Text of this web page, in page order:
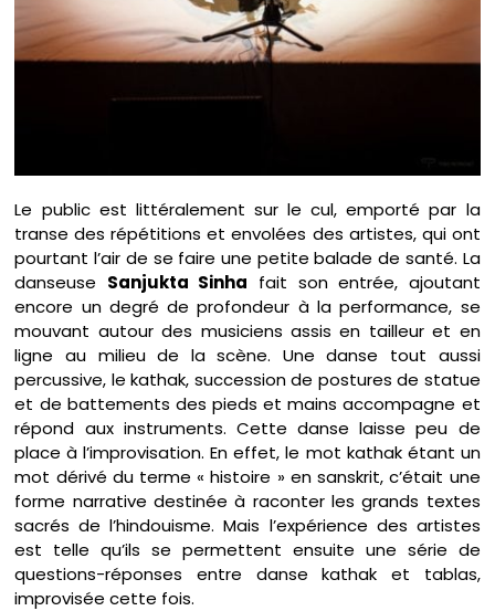
Le public est littéralement sur le cul, emporté par la
transe des répétitions et envolées des artistes, qui ont
pourtant l’air de se faire une petite balade de santé. La
danseuse Sanjukta Sinha fait son entrée, ajoutant
encore un degré de profondeur à la performance, se
mouvant autour des musiciens assis en tailleur et en
ligne au milieu de la scène. Une danse tout aussi
percussive, le kathak, succession de postures de statue
et de battements des pieds et mains accompagne et
répond aux instruments. Cette danse laisse peu de
place à l’improvisation. En effet, le mot kathak étant un
mot dérivé du terme « histoire » en sanskrit, c’était une
forme narrative destinée à raconter les grands textes
sacrés de l’hindouisme. Mais l’expérience des artistes
est telle qu’ils se permettent ensuite une série de
questions-réponses entre danse kathak et tablas,
improvisée cette fois.